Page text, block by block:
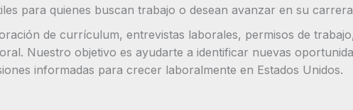
para quienes buscan trabajo o desean avanzar en su
de currículum, entrevistas laborales, permisos de
Nuestro objetivo es ayudarte a identificar nuevas
informadas para crecer laboralmente en Estados Unidos.